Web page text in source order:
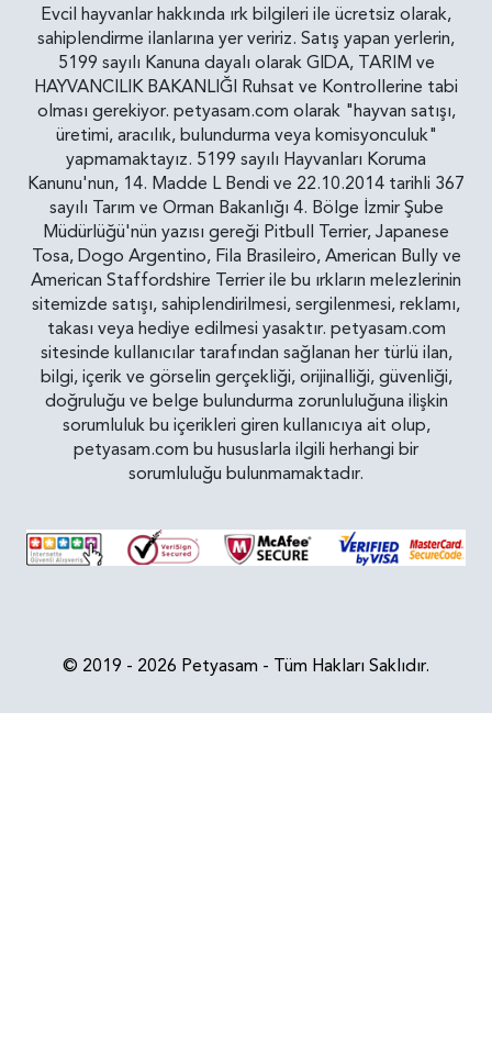
Evcil hayvanlar hakkında ırk bilgileri ile ücretsiz olarak,
sahiplendirme ilanlarına yer veririz. Satış yapan yerlerin,
5199 sayılı Kanuna dayalı olarak GIDA, TARIM ve
HAYVANCILIK BAKANLIĞI Ruhsat ve Kontrollerine tabi
olması gerekiyor. petyasam.com olarak "hayvan satışı,
üretimi, aracılık, bulundurma veya komisyonculuk"
yapmamaktayız. 5199 sayılı Hayvanları Koruma
Kanunu'nun, 14. Madde L Bendi ve 22.10.2014 tarihli 367
sayılı Tarım ve Orman Bakanlığı 4. Bölge İzmir Şube
Müdürlüğü'nün yazısı gereği Pitbull Terrier, Japanese
Tosa, Dogo Argentino, Fila Brasileiro, American Bully ve
American Staffordshire Terrier ile bu ırkların melezlerinin
sitemizde satışı, sahiplendirilmesi, sergilenmesi, reklamı,
takası veya hediye edilmesi yasaktır. petyasam.com
sitesinde kullanıcılar tarafından sağlanan her türlü ilan,
bilgi, içerik ve görselin gerçekliği, orijinalliği, güvenliği,
doğruluğu ve belge bulundurma zorunluluğuna ilişkin
sorumluluk bu içerikleri giren kullanıcıya ait olup,
petyasam.com bu hususlarla ilgili herhangi bir
sorumluluğu bulunmamaktadır.
© 2019 - 2026 Petyasam - Tüm Hakları Saklıdır.